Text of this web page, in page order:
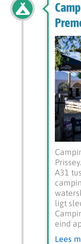
A31
ligt
eind
Lees